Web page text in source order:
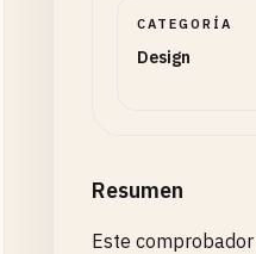
CATEGORÍA
Design
Resumen
Este